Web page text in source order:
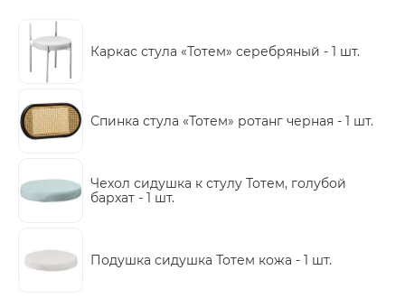
Каркас стула «Тотем» серебряный - 1 шт.
Спинка стула «Тотем» ротанг черная - 1 шт.
Чехол сидушка к стулу Тотем, голубой
бархат - 1 шт.
Подушка сидушка Тотем кожа - 1 шт.